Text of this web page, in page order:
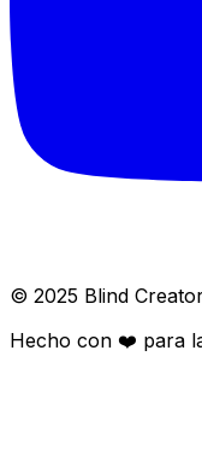
© 2025 Blind
Hecho con ❤️ para